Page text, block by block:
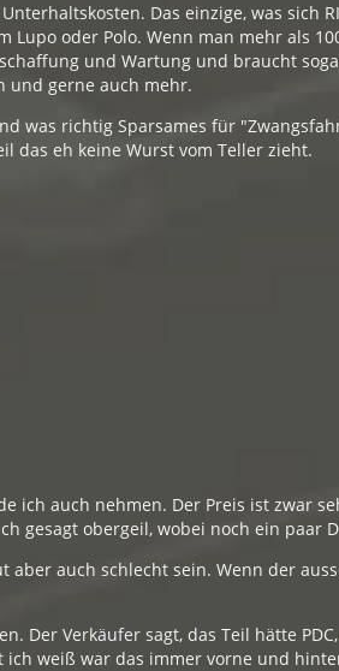
Das einzige, was sich
Lupo oder Polo. Wenn man mehr als
und Wartung und braucht
und gerne auch mehr.
was richtig Sparsames für
das eh keine Wurst vom Teller zieht.
ich auch nehmen. Der Preis ist zwar
gesagt obergeil, wobei noch ein paar
aber auch schlecht sein. Wenn der
Der Verkäufer sagt, das Teil hätte
weiß war das immer vorne und